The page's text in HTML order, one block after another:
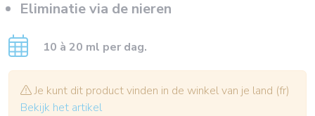
Eliminatie via de nieren
10 à 20 ml per dag.
Je kunt dit product vinden in de winkel van je land (fr)
Bekijk het artikel